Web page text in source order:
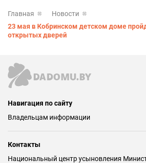
Главная
Новости
23 мая в Кобринском детском доме
открытых дверей
Навигация по сайту
Владельцам информации
Контакты
Национальный центр усыновления